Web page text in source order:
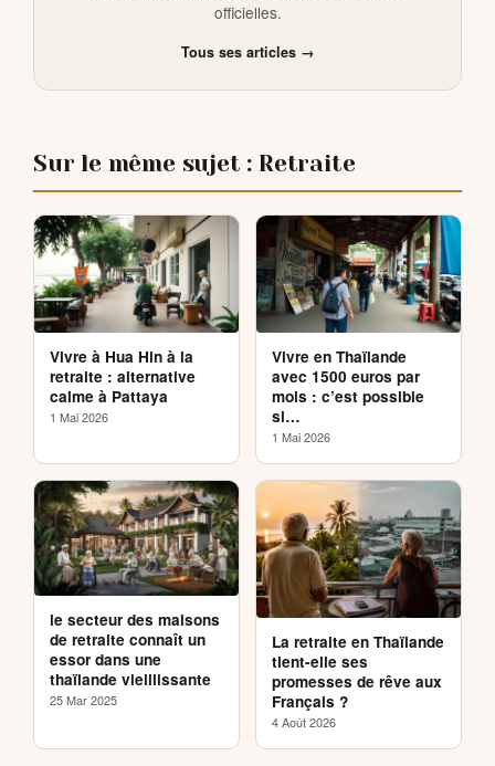
officielles.
Tous ses articles →
Sur le même sujet : Retraite
Vivre à Hua Hin à la
retraite : alternative
calme à Pattaya
1 Mai 2026
Vivre en Thaïlande
avec 1500 euros par
mois : c’est possible
si…
1 Mai 2026
le secteur des maisons
de retraite connaît un
essor dans une
thaïlande vieillissante
25 Mar 2025
La retraite en Thaïlande
tient-elle ses
promesses de rêve aux
Français ?
4 Août 2026